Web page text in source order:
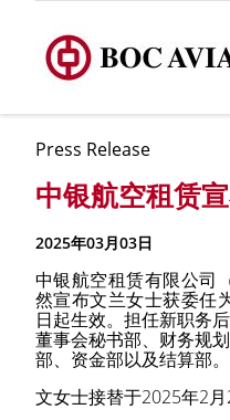
Press Release
中银航空租赁
2025年03月03日
中银航空租赁有限公司
然宣布文兰女士获委任
日起生效。担任新职务
董事会秘书部、财务规
部、资金部以及结算部。
文女士接替于2025年2月